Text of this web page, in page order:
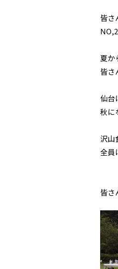
皆さ
夏か
皆さ
仙台
秋に
沢山
全員
皆さ